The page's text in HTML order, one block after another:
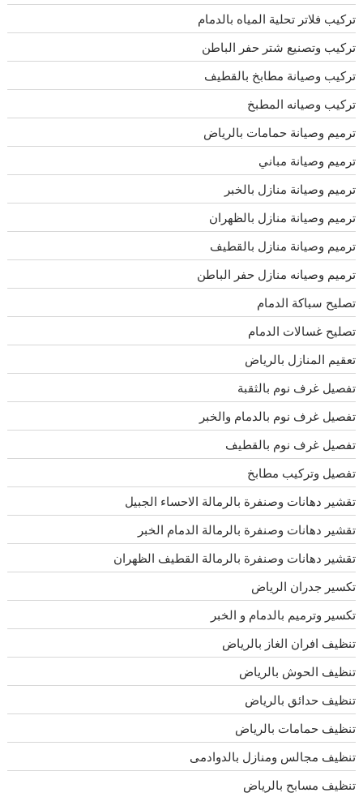
تركيب فلاتر تحلية المياه بالدمام
تركيب وتصنيع شتر حفر الباطن
تركيب وصيانة مطابخ بالقطيف
تركيب وصيانه المطبخ
ترميم وصيانة حمامات بالرياض
ترميم وصيانة مباني
ترميم وصيانة منازل بالخبر
ترميم وصيانة منازل بالظهران
ترميم وصيانة منازل بالقطيف
ترميم وصيانه منازل حفر الباطن
تصليح سباكة الدمام
تصليح غسالات الدمام
تعقيم المنازل بالرياض
تفصيل غرف نوم بالثقبة
تفصيل غرف نوم بالدمام والخبر
تفصيل غرف نوم بالقطيف
تفصيل وتركيب مطابخ
تقشير دهانات وصنفرة بالرمالة الاحساء الجبيل
تقشير دهانات وصنفرة بالرمالة الدمام الخبر
تقشير دهانات وصنفرة بالرمالة القطيف الظهران
تكسير جدران الرياض
تكسير وترميم بالدمام و الخبر
تنظيف افران الغاز بالرياض
تنظيف الحوش بالرياض
تنظيف حدائق بالرياض
تنظيف حمامات بالرياض
تنظيف مجالس ومنازل بالدوادمى
تنظيف مسابح بالرياض